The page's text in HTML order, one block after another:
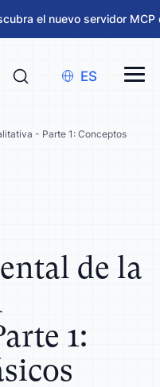
el nuevo servidor
ES
- Parte 1: Conceptos
de la
1: